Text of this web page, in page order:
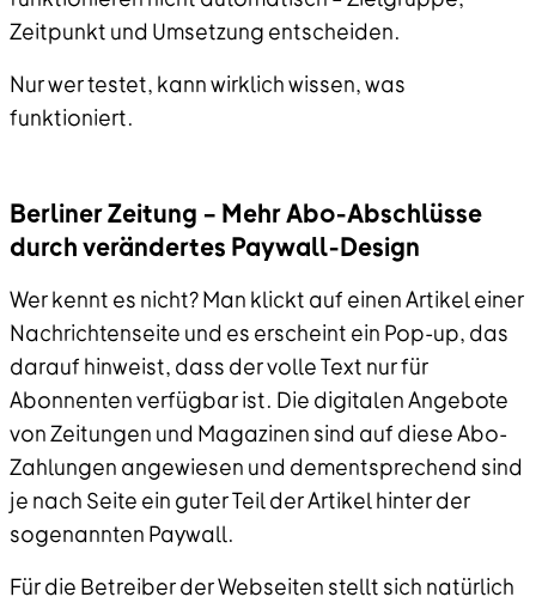
Zeitpunkt und Umsetzung entscheiden.
Nur wer testet, kann wirklich wissen, was
funktioniert.
Berliner Zeitung – Mehr Abo-Abschlüsse
durch verändertes Paywall-Design
Wer kennt es nicht? Man klickt auf einen Artikel einer
Nachrichtenseite und es erscheint ein Pop-up, das
darauf hinweist, dass der volle Text nur für
Abonnenten verfügbar ist. Die digitalen Angebote
von Zeitungen und Magazinen sind auf diese Abo-
Zahlungen angewiesen und dementsprechend sind
je nach Seite ein guter Teil der Artikel hinter der
sogenannten Paywall.
Für die Betreiber der Webseiten stellt sich natürlich